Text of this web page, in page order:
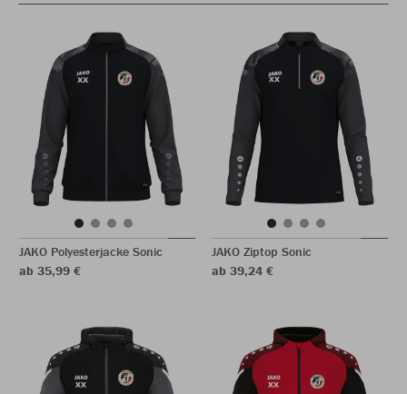
JAKO Polyesterjacke Sonic
ab 35,99 €
JAKO Ziptop Sonic
ab 39,24 €